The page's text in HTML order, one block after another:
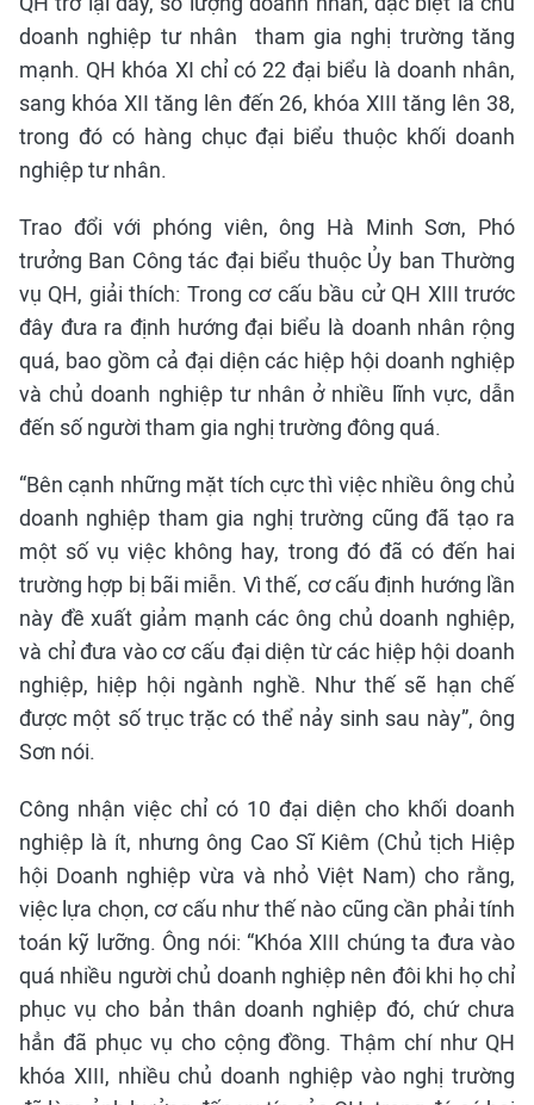
doanh nghiệp tư nhân
tham gia nghị trường tăng
mạnh. QH khóa XI chỉ có 22 đại biểu là doanh nhân,
sang khóa XII tăng lên đến 26, khóa XIII tăng lên 38,
trong đó có hàng chục đại biểu thuộc khối doanh
nghiệp tư nhân.
Trao đổi với phóng viên, ông Hà Minh Sơn, Phó
trưởng Ban Công tác đại biểu thuộc Ủy ban Thường
vụ QH, giải thích: Trong cơ cấu bầu cử QH XIII trước
đây đưa ra định hướng đại biểu là doanh nhân rộng
quá, bao gồm cả đại diện các hiệp hội doanh nghiệp
và chủ doanh nghiệp tư nhân ở nhiều lĩnh vực, dẫn
đến số người tham gia nghị trường đông quá.
“Bên cạnh những mặt tích cực thì việc nhiều ông chủ
doanh nghiệp tham gia nghị trường cũng đã tạo ra
một số vụ việc không hay, trong đó đã có đến hai
trường hợp bị bãi miễn. Vì thế, cơ cấu định hướng lần
này đề xuất giảm mạnh các ông chủ doanh nghiệp,
và chỉ đưa vào cơ cấu đại diện từ các hiệp hội doanh
nghiệp, hiệp hội ngành nghề. Như thế sẽ hạn chế
được một số trục trặc có thể nảy sinh sau này”, ông
Sơn nói.
Công nhận việc chỉ có 10 đại diện cho khối doanh
nghiệp là ít, nhưng ông Cao Sĩ Kiêm (Chủ tịch Hiệp
hội Doanh nghiệp vừa và nhỏ Việt Nam) cho rằng,
việc lựa chọn, cơ cấu như thế nào cũng cần phải tính
toán kỹ lưỡng. Ông nói: “Khóa XIII chúng ta đưa vào
quá nhiều người chủ doanh nghiệp nên đôi khi họ chỉ
phục vụ cho bản thân doanh nghiệp đó, chứ chưa
hẳn đã phục vụ cho cộng đồng. Thậm chí như QH
khóa XIII, nhiều chủ doanh nghiệp vào nghị trường